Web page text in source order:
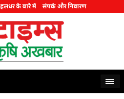
हलधर के बारे में संपर्क और निवारण